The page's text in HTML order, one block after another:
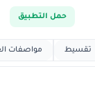
حمل التطبيق
تقسيط مواصفات